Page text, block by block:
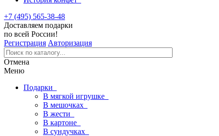
+7 (495) 565-38-48
Доставляем подарки
по всей России!
Регистрация Авторизация
Отмена
Меню
Подарки
В мягкой игрушке
В мешочках
В жести
В картоне
В сундучках